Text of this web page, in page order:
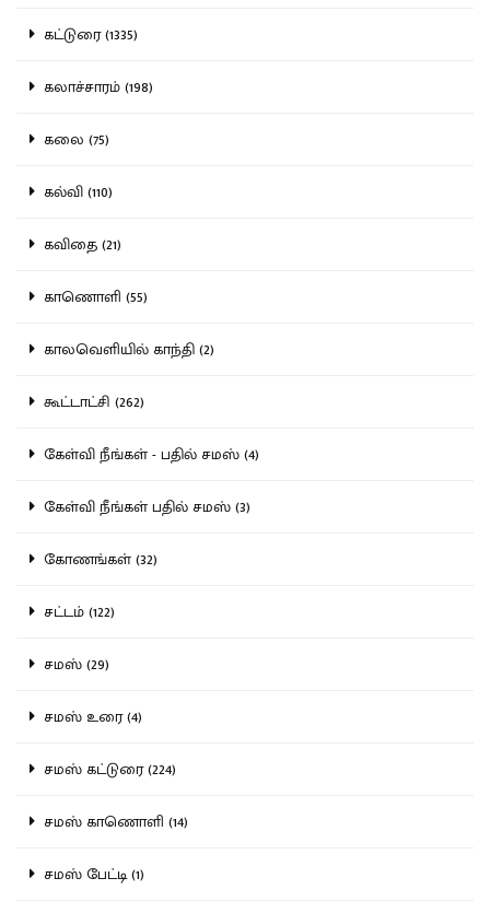
கட்டுரை (1335)
கலாச்சாரம் (198)
கலை (75)
கல்வி (110)
கவிதை (21)
காணொளி (55)
காலவெளியில் காந்தி (2)
கூட்டாட்சி (262)
கேள்வி நீங்கள் - பதில் சமஸ் (4)
கேள்வி நீங்கள் பதில் சமஸ் (3)
கோணங்கள் (32)
சட்டம் (122)
சமஸ் (29)
சமஸ் உரை (4)
சமஸ் கட்டுரை (224)
சமஸ் காணொளி (14)
சமஸ் பேட்டி (1)